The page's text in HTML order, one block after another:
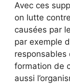
Avec ces
on lutte
causées par
par exemple
responsables
formation de
aussi